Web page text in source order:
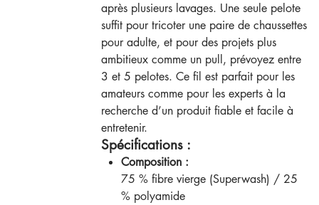
après plusieurs lavages. Une seule pelote
suffit pour tricoter une paire de chaussettes
pour adulte, et pour des projets plus
ambitieux comme un pull, prévoyez entre
3 et 5 pelotes. Ce fil est parfait pour les
amateurs comme pour les experts à la
recherche d’un produit fiable et facile à
entretenir.
Spécifications :
Composition :
75 % fibre vierge (Superwash) / 25
% polyamide